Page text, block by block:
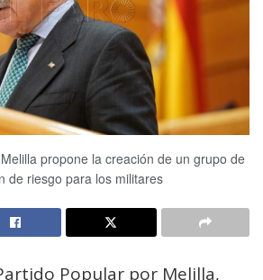
propone la creación de un grupo de
de riesgo para los militares
Popular por Melilla,